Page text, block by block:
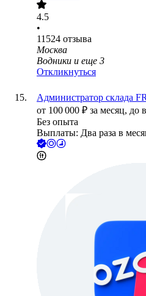
4.5
•
11524 отзыва
Москва
Водники и еще 3
Откликнуться
Администратор склада
от 100 000 ₽ за месяц, до
Без опыта
Выплаты: Два раза в